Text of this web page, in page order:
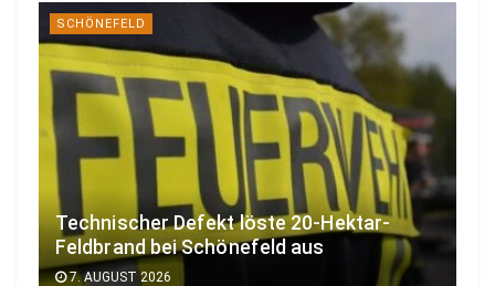
SCHÖNEFELD
Technischer Defekt löste 20-Hektar-
Feldbrand bei Schönefeld aus
7. AUGUST 2026